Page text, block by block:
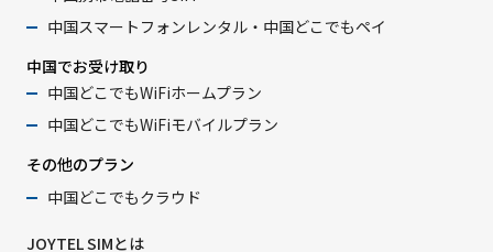
中国スマートフォンレンタル・中国どこでもペイ
中国でお受け取り
中国どこでもWiFiホームプラン
中国どこでもWiFiモバイルプラン
その他のプラン
中国どこでもクラウド
JOYTEL SIMとは